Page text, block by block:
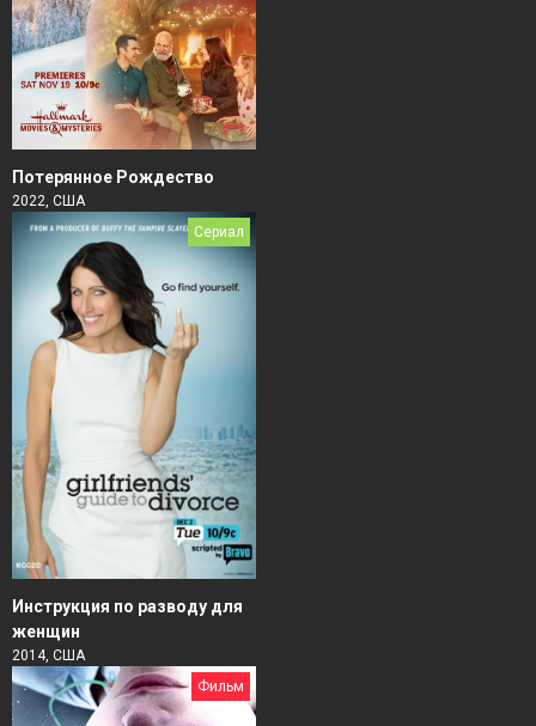
Потерянное Рождество
2022, США
Сериал
Инструкция по разводу для
женщин
2014, США
Фильм